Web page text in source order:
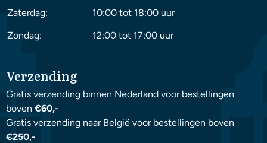
Zaterdag:
10:00 tot 18:00 uur
Zondag:
12:00 tot 17:00 uur
Verzending
Gratis verzending binnen Nederland voor bestellingen
boven €60,-
Gratis verzending naar België voor bestellingen boven
€250,-